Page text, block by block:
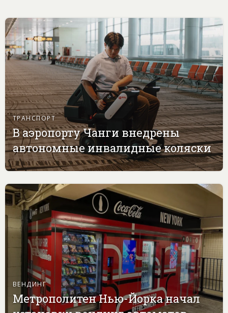
ТРАНСПОРТ
В аэропорту Чанги внедрены
автономные инвалидные коляски
ВЕНДИНГ
Метрополитен Нью-Йорка начал